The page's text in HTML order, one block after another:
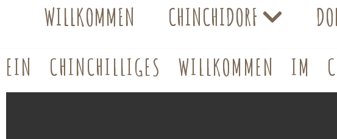
WILLKOMMEN CHINCHIDORF
EIN CHINCHILLIGES WILLKOMMEN IM